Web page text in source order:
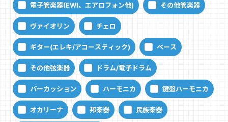
電子管楽器(EWI、エアロフォン他) その他管楽器
ヴァイオリン チェロ
ギター(エレキ/アコースティック) ベース
その他弦楽器 ドラム/電子ドラム
パーカッション ハーモニカ 鍵盤ハーモニカ
オカリーナ 邦楽器 民族楽器